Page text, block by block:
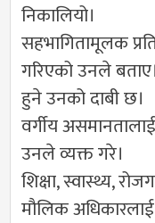
निकालियो।
सहभागितामूलक
गरिएको उनले
हुने उनको दाबी छ।
वर्गीय
उनले व्यक्त गरे।
शिक्षा, स्वास्थ्य,
मौलिक